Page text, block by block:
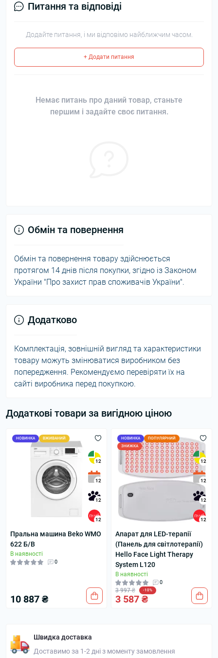
Питання та відповіді
Додайте питання, і ми відповімо найближчим часом.
+ Додати питання
Немає питань про даний товар, станьте
першим і задайте своє питання.
Обмін та повернення
Обмін та повернення товару здійснюється
протягом 14 днів після покупки, згідно із Законом
України "Про захист прав споживачів України".
Додатково
Комплектація, зовнішній вигляд та характеристики
товару можуть змінюватися виробником без
попередження. Рекомендуємо перевіряти їх на
сайті виробника перед покупкою.
Додаткові товари за вигідною ціною
НОВИНКА ВЖИВАНИЙ
12
12
12
12
Пральна машина Beko WMO
622 Б/В
В наявності
0
10 887 ₴
НОВИНКА
ПОПУЛЯРНИЙ
ЗНИЖКА
12
12
12
12
Апарат для LED-терапії
(Панель для світлотерапії)
Hello Face Light Therapy
System L120
В наявності
0
3 997 ₴ -10%
3 587 ₴
Швидка доставка
Доставимо за 1-2 дні з моменту замовлення